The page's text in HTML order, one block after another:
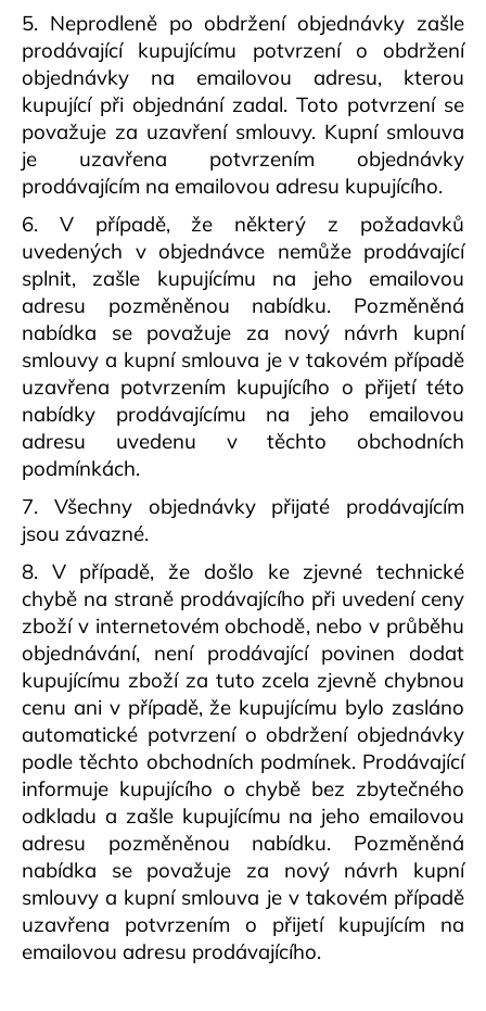
5. Neprodleně po obdržení objednávky zašle
prodávající kupujícímu potvrzení o obdržení
objednávky na emailovou adresu, kterou
kupující při objednání zadal. Toto potvrzení se
považuje za uzavření smlouvy. Kupní smlouva
je uzavřena potvrzením objednávky
prodávajícím na emailovou adresu kupujícího.
6. V případě, že některý z požadavků
uvedených v objednávce nemůže prodávající
splnit, zašle kupujícímu na jeho emailovou
adresu pozměněnou nabídku. Pozměněná
nabídka se považuje za nový návrh kupní
smlouvy a kupní smlouva je v takovém případě
uzavřena potvrzením kupujícího o přijetí této
nabídky prodávajícímu na jeho emailovou
adresu uvedenu v těchto obchodních
podmínkách.
7. Všechny objednávky přijaté prodávajícím
jsou závazné.
8. V případě, že došlo ke zjevné technické
chybě na straně prodávajícího při uvedení ceny
zboží v internetovém obchodě, nebo v průběhu
objednávání, není prodávající povinen dodat
kupujícímu zboží za tuto zcela zjevně chybnou
cenu ani v případě, že kupujícímu bylo zasláno
automatické potvrzení o obdržení objednávky
podle těchto obchodních podmínek. Prodávající
informuje kupujícího o chybě bez zbytečného
odkladu a zašle kupujícímu na jeho emailovou
adresu pozměněnou nabídku. Pozměněná
nabídka se považuje za nový návrh kupní
smlouvy a kupní smlouva je v takovém případě
uzavřena potvrzením o přijetí kupujícím na
emailovou adresu prodávajícího.